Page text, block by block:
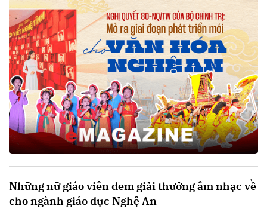
Những nữ giáo viên đem giải thưởng âm nhạc về
cho ngành giáo dục Nghệ An